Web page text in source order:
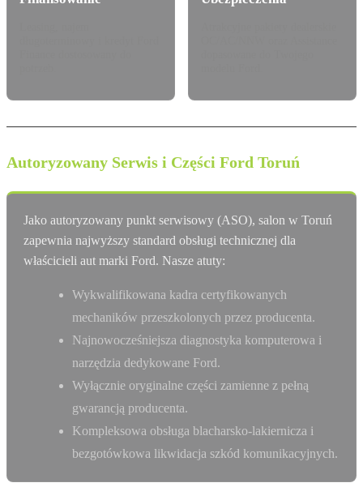
Autoryzowany Serwis i Części Ford Toruń
Jako autoryzowany punkt serwisowy (ASO), salon w Toruń
zapewnia najwyższy standard obsługi technicznej dla
właścicieli aut marki Ford. Nasze atuty:
Wykwalifikowana kadra certyfikowanych
mechaników przeszkolonych przez producenta.
Najnowocześniejsza diagnostyka komputerowa i
narzędzia dedykowane Ford.
Wyłącznie oryginalne części zamienne z pełną
gwarancją producenta.
Kompleksowa obsługa blacharsko-lakiernicza i
bezgotówkowa likwidacja szkód komunikacyjnych.